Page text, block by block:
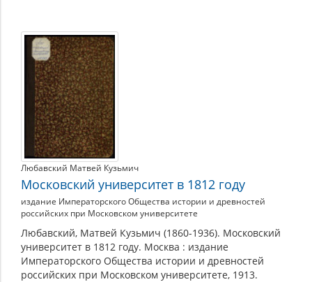
Любавский Матвей Кузьмич
Московский университет в 1812 году
издание Императорского Общества истории и древностей
российских при Московском университете
Любавский, Матвей Кузьмич (1860-1936). Московский
университет в 1812 году. Москва : издание
Императорского Общества истории и древностей
российских при Московском университете, 1913.